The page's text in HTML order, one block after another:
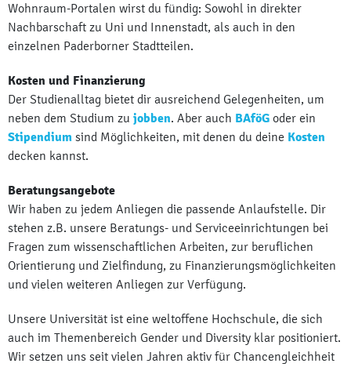
Wohnraum-Portalen wirst du fündig: Sowohl in direkter
Nachbarschaft zu Uni und Innenstadt, als auch in den
einzelnen Paderborner Stadtteilen.
Kosten und Finanzierung
Der Studienalltag bietet dir ausreichend Gelegenheiten, um
neben dem Studium zu jobben. Aber auch BAföG oder ein
Stipendium sind Möglichkeiten, mit denen du deine Kosten
decken kannst.
Beratungsangebote
Wir haben zu jedem Anliegen die passende Anlaufstelle. Dir
stehen z.B. unsere Beratungs- und Serviceeinrichtungen bei
Fragen zum wissenschaftlichen Arbeiten, zur beruflichen
Orientierung und Zielfindung, zu Finanzierungsmöglichkeiten
und vielen weiteren Anliegen zur Verfügung.
Unsere Universität ist eine weltoffene Hochschule, die sich
auch im Themenbereich Gender und Diversity klar positioniert.
Wir setzen uns seit vielen Jahren aktiv für Chancengleichheit